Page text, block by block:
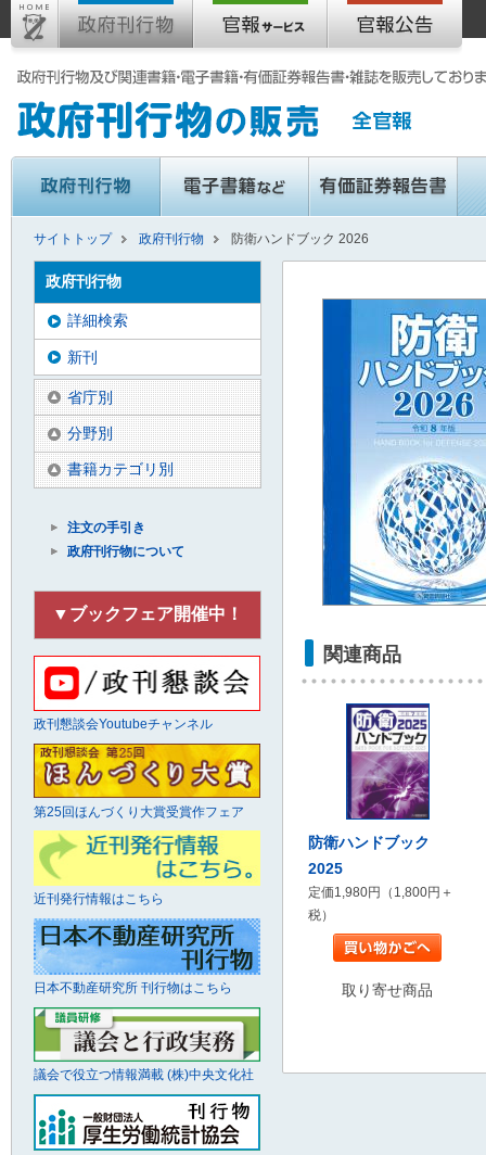
サイトトップ 政府刊行物 防衛ハンドブック 2026
関連商品
防衛ハンドブック
2025
定価1,980円（1,800円＋
税）
取り寄せ商品
政府刊行物
詳細検索
新刊
省庁別
分野別
書籍カテゴリ別
注文の手引き
政府刊行物について
▼ブックフェア開催中！
政刊懇談会Youtubeチャンネル
第25回ほんづくり大賞受賞作フェア
近刊発行情報はこちら
日本不動産研究所 刊行物はこちら
議会で役立つ情報満載 (株)中央文化社